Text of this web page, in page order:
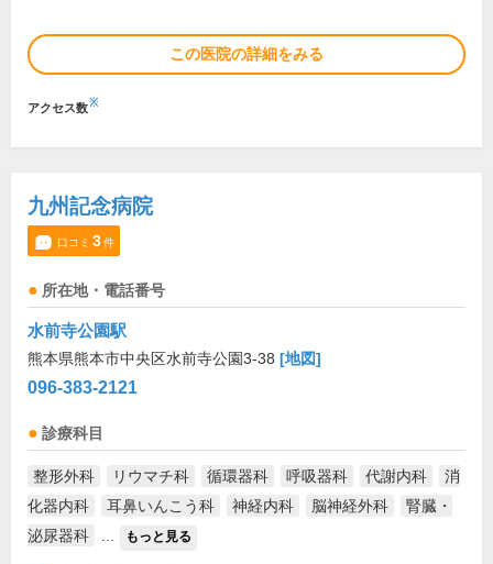
この医院の詳細をみる
アクセス数※
九州記念病院
口コミ 3件
所在地・電話番号
水前寺公園駅
熊本県熊本市中央区水前寺公園3-38 [地図]
096-383-2121
診療科目
整形外科 リウマチ科 循環器科 呼吸器科 代謝内科
消
化器内科
耳鼻いんこう科 神経内科 脳神経外科
腎臓・
泌尿器科
もっと見る